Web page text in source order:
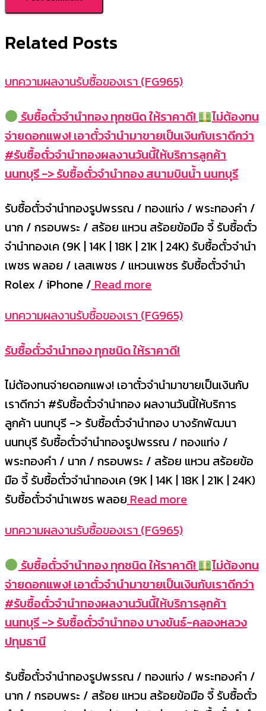
Related Posts
บทความผลงานรับซื้อของเรา (FG965)
รับซื้อตั๋วจำนำทอง ทุกชนิด ให้ราคาดี!
ไม่ต้องทน
จ่ายดอกแพง! เอาตั๋วจำนำมาขายเป็นเงินกับเราดีกว่า
#รับซื้อตั๋วจำนำทองผลงานวันนี้ให้บริการลูกค้า
นนทบุรี -> รับซื้อตั๋วจำนำทอง สนามบินน้ำ นนทบุรี
รับซื้อตั๋วจำนำทองรูปพรรณ / ทองแท่ง / พระทองคำ /
นาก / กรอบพระ / สร้อย แหวน สร้อยข้อมือ จี้ รับซื้อตั๋ว
จำนำทองเค (9K | 14K | 18K | 21K | 24K) รับซื้อตั๋วจำนำ
เพชร พลอย / เลสเพชร / แหวนเพชร รับซื้อตั๋วจำนำ
Rolex / iPhone /Read more
บทความผลงานรับซื้อของเรา (FG965)
รับซื้อตั๋วจำนำทอง ทุกชนิด ให้ราคาดี!
ไม่ต้องทนจ่ายดอกแพง! เอาตั๋วจำนำมาขายเป็นเงินกับ
เราดีกว่า #รับซื้อตั๋วจำนำทอง ผลงานวันนี้ให้บริการ
ลูกค้า นนทบุรี -> รับซื้อตั๋วจำนำทอง บางรักพัฒนา
นนทบุรี รับซื้อตั๋วจำนำทองรูปพรรณ / ทองแท่ง /
พระทองคำ / นาก / กรอบพระ / สร้อย แหวน สร้อยข้อ
มือ จี้ รับซื้อตั๋วจำนำทองเค (9K | 14K | 18K | 21K | 24K)
รับซื้อตั๋วจำนำเพชร พลอยRead more
บทความผลงานรับซื้อของเรา (FG965)
รับซื้อตั๋วจำนำทอง ทุกชนิด ให้ราคาดี!
ไม่ต้องทน
จ่ายดอกแพง! เอาตั๋วจำนำมาขายเป็นเงินกับเราดีกว่า
#รับซื้อตั๋วจำนำทองผลงานวันนี้ให้บริการลูกค้า
นนทบุรี -> รับซื้อตั๋วจำนำทอง บางขันธ์-คลองหลวง
ปทุมธานี
รับซื้อตั๋วจำนำทองรูปพรรณ / ทองแท่ง / พระทองคำ /
นาก / กรอบพระ / สร้อย แหวน สร้อยข้อมือ จี้ รับซื้อตั๋ว